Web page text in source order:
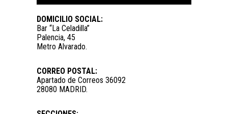
DOMICILIO SOCIAL:
Bar “La Celadilla”
Palencia, 45
Metro Alvarado.
CORREO POSTAL:
Apartado de Correos 36092
28080 MADRID.